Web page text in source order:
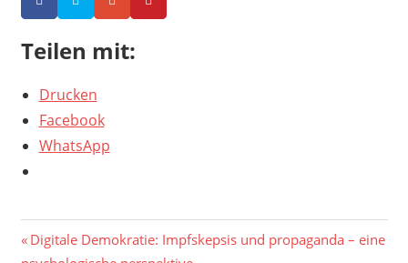
Teilen mit:
Drucken
Facebook
WhatsApp
Vorheriger
Digitale Demokratie: Impfskepsis und propaganda – eine